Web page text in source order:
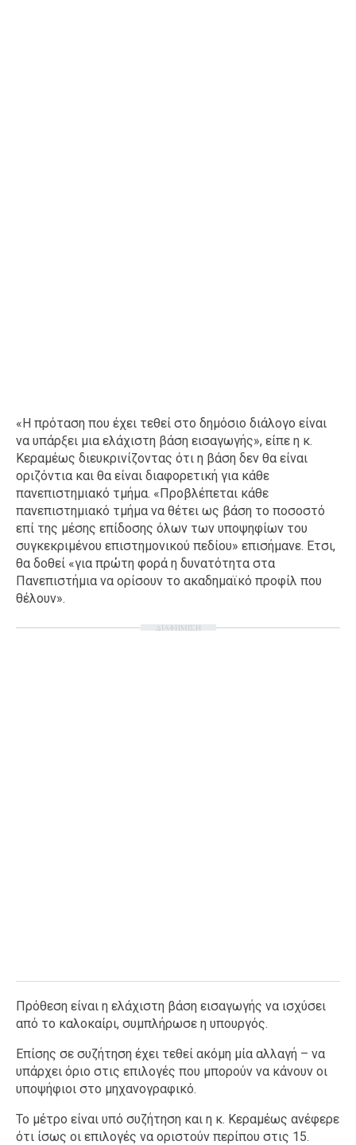
«Η πρόταση που έχει τεθεί στο δημόσιο διάλογο είναι
να υπάρξει μια ελάχιστη βάση εισαγωγής», είπε η κ.
Κεραμέως διευκρινίζοντας ότι η βάση δεν θα είναι
οριζόντια και θα είναι διαφορετική για κάθε
πανεπιστημιακό τμήμα. «Προβλέπεται κάθε
πανεπιστημιακό τμήμα να θέτει ως βάση το ποσοστό
επί της μέσης επίδοσης όλων των υποψηφίων του
συγκεκριμένου επιστημονικού πεδίου» επισήμανε. Ετσι,
θα δοθεί «για πρώτη φορά η δυνατότητα στα
Πανεπιστήμια να ορίσουν το ακαδημαϊκό προφίλ που
θέλουν».
ΔΙΑΦΗΜΙΣΗ
Πρόθεση είναι η ελάχιστη βάση εισαγωγής να ισχύσει
από το καλοκαίρι, συμπλήρωσε η υπουργός.
Επίσης σε συζήτηση έχει τεθεί ακόμη μία αλλαγή – να
υπάρχει όριο στις επιλογές που μπορούν να κάνουν οι
υποψήφιοι στο μηχανογραφικό.
Το μέτρο είναι υπό συζήτηση και η κ. Κεραμέως ανέφερε
ότι ίσως οι επιλογές να οριστούν περίπου στις 15.